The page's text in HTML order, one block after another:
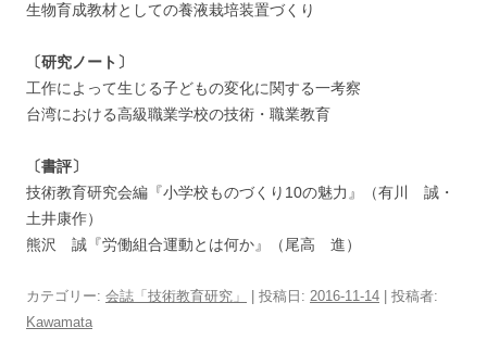
生物育成教材としての養液栽培装置づくり
〔研究ノート〕
工作によって生じる子どもの変化に関する一考察
台湾における高級職業学校の技術・職業教育
〔書評〕
技術教育研究会編『小学校ものづくり10の魅力』（有川 誠・
土井康作）
熊沢 誠『労働組合運動とは何か』（尾高 進）
カテゴリー: 会誌「技術教育研究」 | 投稿日: 2016-11-14
投稿者:
Kawamata